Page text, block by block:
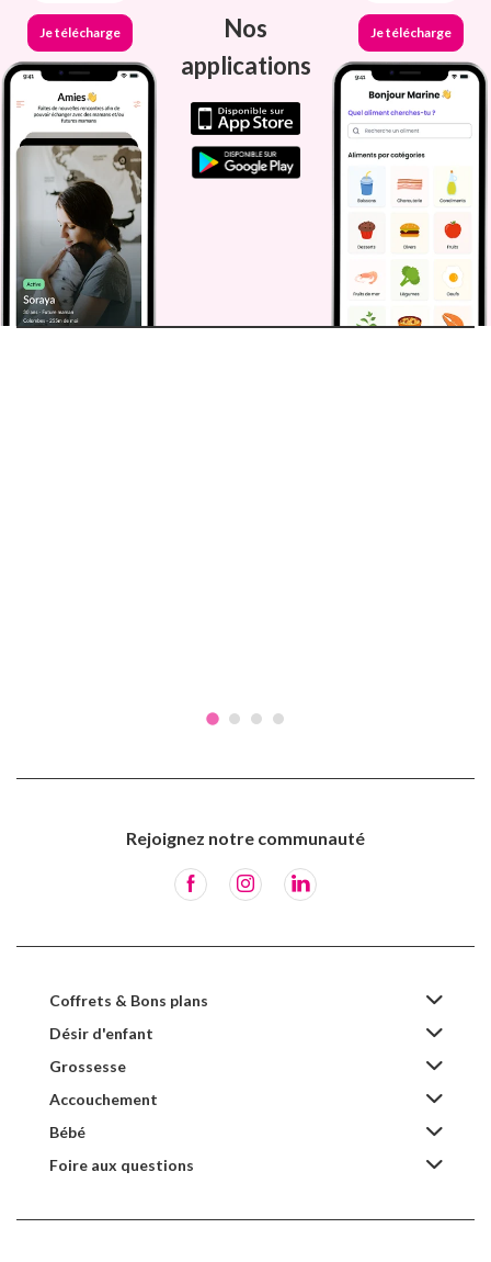
Je télécharge
Nos
applications
Je télécharge
Rejoignez notre communauté
Coffrets & Bons plans
Désir d'enfant
Grossesse
Accouchement
Bébé
Foire aux questions